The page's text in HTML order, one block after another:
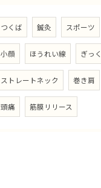
つくば 鍼灸 スポーツ
小顔 ほうれい線 ぎっ
ストレートネック 巻き肩
頭痛 筋膜リリース